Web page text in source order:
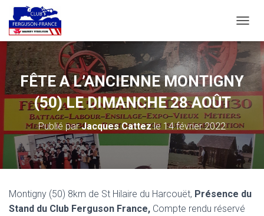
É
P
L
I
E
R
L
N
V
I
T
I
FÊTE A L’ANCIENNE MONTIGNY
(50) LE DIMANCHE 28 AOÛT
Publié parJacques Cattezle 14 février 2022
Montigny (50) 8km de St Hilaire du Harcouët, Présence du
Stand du Club Ferguson France, Compte rendu réservé